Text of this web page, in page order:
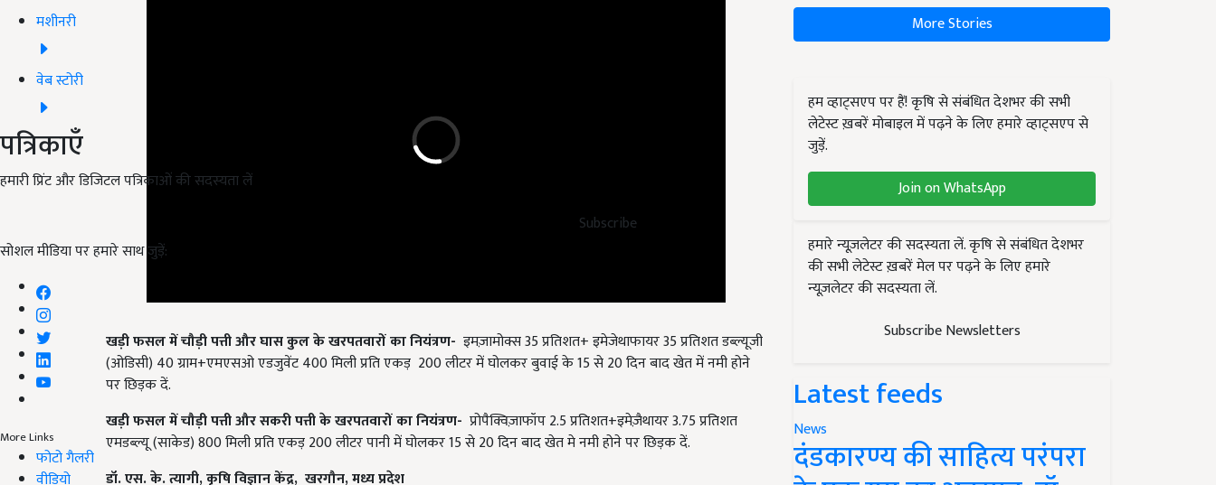
मशीनरी
वेब स्टोरी
पत्रिकाएँ
हमारी प्रिंट और डिजिटल पत्रिकाओं की सदस्यता लें
Subscribe
सोशल मीडिया पर हमारे साथ जुड़ें:
More Links
फोटो गैलरी
वीडियो
खड़ी फसल में चौड़ी पत्ती और घास कुल के खरपतवारों का नियंत्रण- इमज़ामोक्स 35 प्रतिशत+ इमेजेथाफायर 35 प्रतिशत डब्ल्यूजी
(ओडिसी) 40 ग्राम+एमएसओ एडजुवेंट 400 मिली प्रति एकड़ 200 लीटर में घोलकर बुवाई के 15 से 20 दिन बाद खेत में नमी होने
पर छिड़क दें.
खड़ी फसल में चौड़ी पत्ती और सकरी पत्ती के खरपतवारों का नियंत्रण- प्रोपैक्विज़ाफॉप 2.5 प्रतिशत+इमेज़ैथायर 3.75 प्रतिशत
एमडब्ल्यू (साकेड) 800 मिली प्रति एकड़ 200 लीटर पानी में घोलकर 15 से 20 दिन बाद खेत मे नमी होने पर छिड़क दें.
डॉ. एस. के. त्यागी,कृषि विज्ञान केंद्र, खरगौन,मध्य प्रदेश
More Stories
हम व्हाट्सएप पर हैं! कृषि से संबंधित देशभर की सभी
लेटेस्ट ख़बरें मोबाइल में पढ़ने के लिए हमारे व्हाट्सएप से
जुड़ें.
Join on WhatsApp
हमारे न्यूज़लेटर की सदस्यता लें. कृषि से संबंधित देशभर
की सभी लेटेस्ट ख़बरें मेल पर पढ़ने के लिए हमारे
न्यूज़लेटर की सदस्यता लें.
Subscribe Newsletters
Latest feeds
News
दंडकारण्य की साहित्य परंपरा